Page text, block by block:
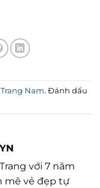
Nam. Đánh dấu
với 7 năm
mê vẻ đẹp tự